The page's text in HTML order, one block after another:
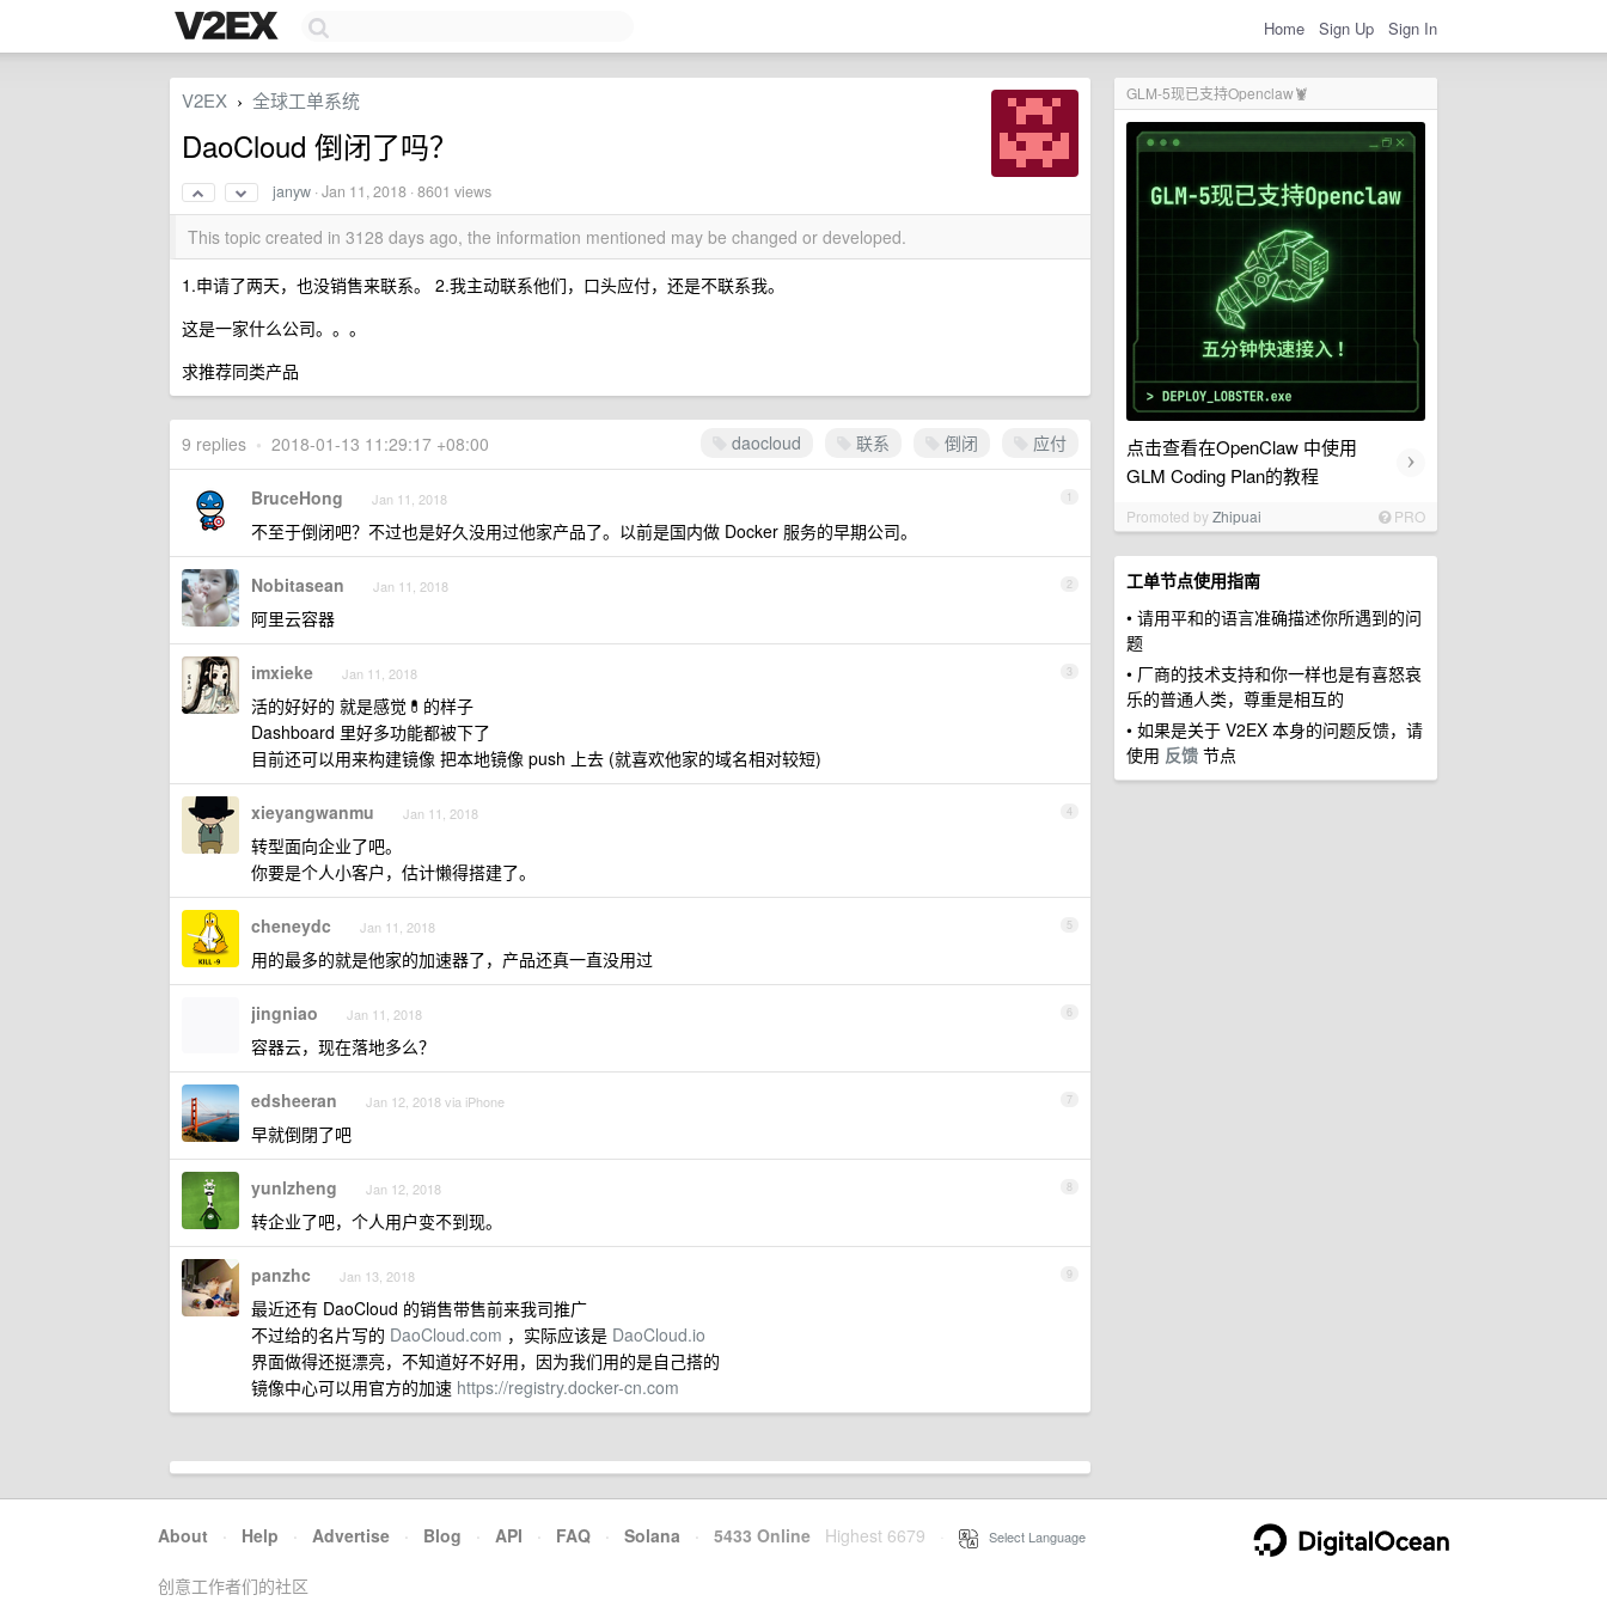
Home Sign Up Sign In
GLM-5现已支持Openclaw🦞
点击查看在OpenClaw 中使用
GLM Coding Plan的教程
›
Promoted byZhipuai PRO
工单节点使用指南
• 请用平和的语言准确描述你所遇到的问
题
• 厂商的技术支持和你一样也是有喜怒哀
乐的普通人类，尊重是相互的
• 如果是关于 V2EX 本身的问题反馈，请
使用 反馈 节点
V2EX › 全球工单系统
DaoCloud 倒闭了吗？
janyw ·Jan 11, 2018 · 8601 views
This topic created in 3128 days ago, the information mentioned may be changed or developed.
1.申请了两天，也没销售来联系。 2.我主动联系他们，口头应付，还是不联系我。
这是一家什么公司。。。
求推荐同类产品
daocloud 联系 倒闭 应付
9 replies • 2018-01-13 11:29:17 +08:00
1
BruceHong Jan 11, 2018
不至于倒闭吧？不过也是好久没用过他家产品了。以前是国内做 Docker 服务的早期公司。
2
Nobitasean Jan 11, 2018
阿里云容器
3
imxieke Jan 11, 2018
活的好好的 就是感觉💊的样子
Dashboard 里好多功能都被下了
目前还可以用来构建镜像 把本地镜像 push 上去 (就喜欢他家的域名相对较短)
4
xieyangwanmu Jan 11, 2018
转型面向企业了吧。
你要是个人小客户，估计懒得搭建了。
5
cheneydc Jan 11, 2018
用的最多的就是他家的加速器了，产品还真一直没用过
6
jingniao Jan 11, 2018
容器云，现在落地多么？
7
edsheeran Jan 12, 2018 via iPhone
早就倒閉了吧
8
yunlzheng Jan 12, 2018
转企业了吧，个人用户变不到现。
9
panzhc Jan 13, 2018
最近还有 DaoCloud 的销售带售前来我司推广
不过给的名片写的 DaoCloud.com ，实际应该是 DaoCloud.io
界面做得还挺漂亮，不知道好不好用，因为我们用的是自己搭的
镜像中心可以用官方的加速 https://registry.docker-cn.com
About · Help · Advertise · Blog · API · FAQ · Solana · 5433 Online Highest 6679 Select Language
创意工作者们的社区